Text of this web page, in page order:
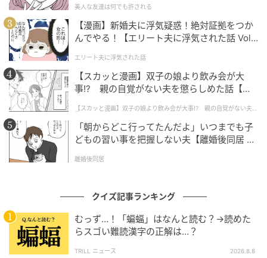
美人な友達は何でも許される
【漫画】新婚夫に浮気疑惑！絶対証拠をつか
んでやる！【エリート夫に浮気された話 Vol.
エリート夫に浮気された話
【スカッと漫画】双子の娘より飲み会が大
事!? 親の自覚がない夫を懲らしめた話【第1
【スカッと漫画】双子の娘より飲み会が大事!? 親の自覚がない夫を
懲らしめた話
「朝からどこ行ってたんだよ」いつまでも子
どもの習い事を把握しない夫【離婚後同居 Vo
離婚後同居
クイズ記事ランキング
むっず…！「蝙蝠」はなんと読む？→読めた
らスゴい難読漢字の正解は…？
TRILL ニュース 2026.8.8